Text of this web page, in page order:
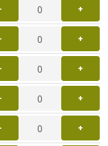
+
+
+
+
+